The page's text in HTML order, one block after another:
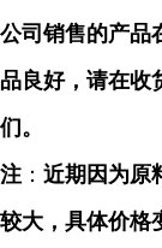
公司销售的产品
品良好，请在收
们。
注 ： 近期因为原
较大，具体价格